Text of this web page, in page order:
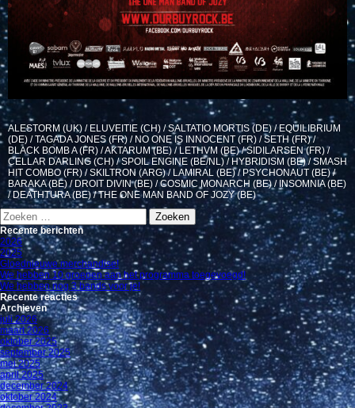
ALESTORM (UK) / ELUVEITIE (CH) / SALTATIO MORTIS (DE) / EQUILIBRIUM
(DE) / TAGADA JONES (FR) / NO ONE IS INNOCENT (FR) / SETH (FR) /
BLACK BOMB A (FR) / AKTARUM (BE) / LETHVM (BE) / SIDILARSEN (FR) /
CELLAR DARLING (CH) / SPOIL ENGINE (BE/NL) / HYBRIDISM (BE) / SMASH
HIT COMBO (FR) / SKILTRON (ARG) / LAMIRAL (BE) / PSYCHONAUT (BE) /
BARAKA (BE) / DROIT DIVIN (BE) / COSMIC MONARCH (BE) / INSOMNIA (BE)
/ DEATHTURA (BE) / THE ONE MAN BAND OF JOZY (BE)
Zoeken
naar:
Recente berichten
2026
2025
Gloednieuwe merchandise!
We hebben 10 groepen aan het programma toegevoegd!
We hebben nog 3 bands voor je!
Recente reacties
Archieven
juli 2026
maart 2026
oktober 2025
september 2025
mei 2025
april 2025
december 2024
oktober 2024